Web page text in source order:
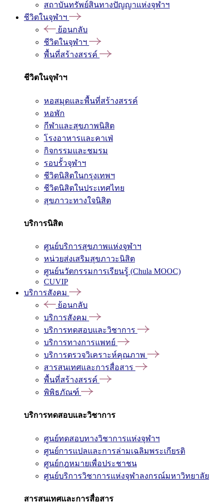
สถาบันทรัพย์สินทางปัญญาแห่งจุฬาฯ
ชีวิตในจุฬาฯ
ย้อนกลับ
ชีวิตในจุฬาฯ
พื้นที่สร้างสรรค์
ชีวิตในจุฬาฯ
หอสมุดและพื้นที่สร้างสรรค์
หอพัก
กีฬาและสุขภาพนิสิต
โรงอาหารและคาเฟ่
กิจกรรมและชมรม
รอบรั้วจุฬาฯ
ชีวิตนิสิตในกรุงเทพฯ
ชีวิตนิสิตในประเทศไทย
สุขภาวะทางใจนิสิต
บริการนิสิต
ศูนย์บริการสุขภาพแห่งจุฬาฯ
หน่วยส่งเสริมสุขภาวะนิสิต
ศูนย์นวัตกรรมการเรียนรู้ (Chula MOOC)
CUVIP
บริการสังคม
ย้อนกลับ
บริการสังคม
บริการทดสอบและวิชาการ
บริการทางการแพทย์
บริการตรวจวิเคราะห์คุณภาพ
สารสนเทศและการสื่อสาร
พื้นที่สร้างสรรค์
พิพิธภัณฑ์
บริการทดสอบและวิชาการ
ศูนย์ทดสอบทางวิชาการแห่งจุฬาฯ
ศูนย์การแปลและการล่ามเฉลิมพระเกียรติ
ศูนย์กฎหมายเพื่อประชาชน
ศูนย์บริการวิชาการแห่งจุฬาลงกรณ์มหาวิทยาลัย
สารสนเทศและการสื่อสาร